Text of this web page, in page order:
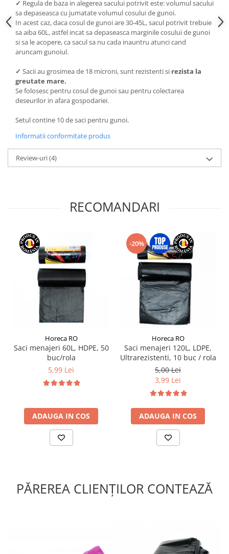
✓ Regula de baza in alegerea sacului potrivit este: volumul sacului
sa depaseasca cu jumatate volumul cosului de gunoi.
In acest caz, daca cosul de gunoi are 30-45L, sacul potrivit trebuie
sa aiba 60L, astfel incat sa depaseasca marginile cosului de gunoi
si sa le acopere, ca sacul sa nu cada inauntru atunci cand
aruncam gunoiul.
✓ Sacii au grosimea de 18 microni, sunt rezistenti si rezista la
greutate mare.
Se folosesc pentru cosul de gunoi sau pentru colectarea
deseurilor in afara gospodariei.
Setul contine 10 de saci pentru gunoi.
Informatii conformitate produs
Review-uri(4)
RECOMANDARI
Horeca RO
Saci menajeri 60L, HDPE, 50
buc/rola
5,99 Lei
ADAUGA IN COS
-20%
Horeca RO
Saci menajeri 120L, LDPE,
Ultrarezistenti, 10 buc / rola
5,00 Lei
3,99 Lei
ADAUGA IN COS
PĂREREA CLIENȚILOR CONTEAZĂ